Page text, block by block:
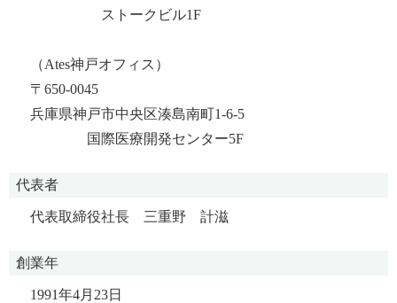
ストークビル1F
（Ates神戸オフィス）
〒650-0045
兵庫県神戸市中央区湊島南町1-6-5
国際医療開発センター5F
代表者
代表取締役社長 三重野 計滋
創業年
1991年4月23日